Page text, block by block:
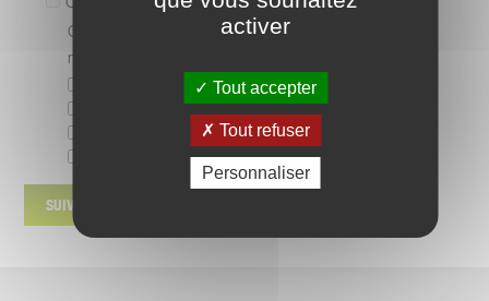
Combien de temps environ après l'ingestion de
nourriture le symptôme apparaît-il?
30 min - 2 heures
en permanence
activer
Tout accepter
Tout refuser
Personnaliser